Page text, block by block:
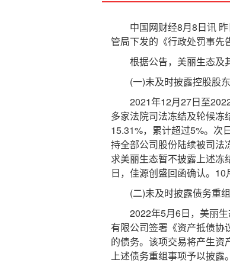
中国网财经8月8日讯 昨
管局下发的《行政处罚事先
根据公告，美丽生态及其
(一)未及时披露控股股东
2021年12月27日至2022
多家法院司法冻结及轮候
15.31%，累计超过5%。次
持全部公司股份陆续被司法
求美丽生态暂不披露上述冻
日，佳源创盛回函确认。10
(二)未及时披露债务重
2022年5月6日，美丽生
有限公司签署《资产抵债协
的债务。该项交易将产生
上述债务重组事项予以披露。